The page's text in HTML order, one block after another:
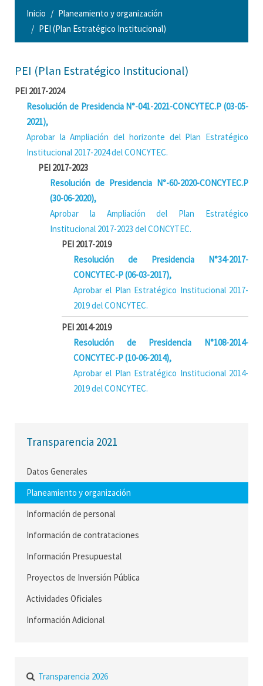
Inicio
Planeamiento y organización
PEI (Plan Estratégico Institucional)
PEI (Plan Estratégico Institucional)
PEI 2017-2024
Resolución de Presidencia N°-041-2021-CONCYTEC.P (03-05-
2021),
Aprobar la Ampliación del horizonte del Plan Estratégico
Institucional 2017-2024 del CONCYTEC.
PEI 2017-2023
Resolución de Presidencia N°-60-2020-CONCYTEC.P
(30-06-2020),
Aprobar la Ampliación del Plan Estratégico
Institucional 2017-2023 del CONCYTEC.
PEI 2017-2019
Resolución de Presidencia N°34-2017-
CONCYTEC-P (06-03-2017),
Aprobar el Plan Estratégico Institucional 2017-
2019 del CONCYTEC.
PEI 2014-2019
Resolución de Presidencia N°108-2014-
CONCYTEC-P (10-06-2014),
Aprobar el Plan Estratégico Institucional 2014-
2019 del CONCYTEC.
Transparencia 2021
Datos Generales
Planeamiento y organización
Información de personal
Información de contrataciones
Información Presupuestal
Proyectos de Inversión Pública
Actividades Oficiales
Información Adicional
Transparencia 2026